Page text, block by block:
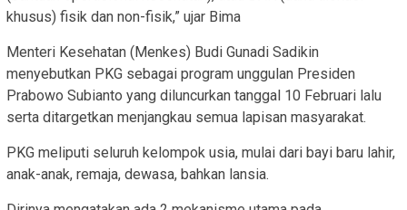
khusus) fisik dan non-fisik,” ujar Bima
Menteri Kesehatan (Menkes) Budi Gunadi Sadikin
menyebutkan PKG sebagai program unggulan Presiden
Prabowo Subianto yang diluncurkan tanggal 10 Februari lalu
serta ditargetkan menjangkau semua lapisan masyarakat.
PKG meliputi seluruh kelompok usia, mulai dari bayi baru lahir,
anak-anak, remaja, dewasa, bahkan lansia.